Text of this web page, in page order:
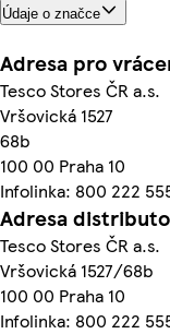
Údaje o značce
Adresa pro
Tesco Stores ČR a.s.
Vršovická 1527
68b
100 00 Praha 10
Infolinka: 800 222
Adresa
Tesco Stores ČR a.s.
Vršovická 1527/68b
100 00 Praha 10
Infolinka: 800 222